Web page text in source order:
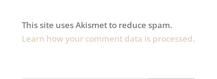
This site uses Akismet to reduce spam.
Learn how your comment data is processed.